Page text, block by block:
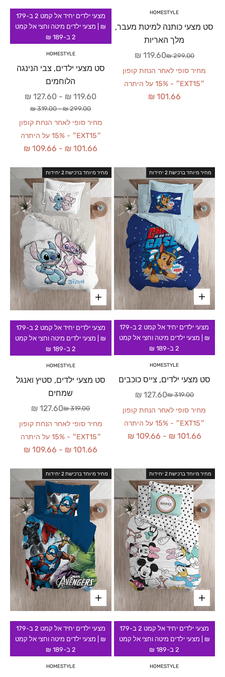
HOMESTYLE
סט מצעי כותנה למיטת מעבר,
מלך האריות
מחיר מבצע
119.60 ₪ מחיר רגיל
299.00 ₪
מחיר סופי לאחר הנחת קופון
״EXT15״ - 15% על היתרה
101.66 ₪
מצעי ילדים יחיד אל קמט 2 ב-179
₪ | מצעי ילדים מיטה וחצי אל קמט
2 ב-189 ₪
HOMESTYLE
סט מצעי ילדים, צבי הנינגה
הלוחמים
מחיר מבצע
119.60 ₪
-
127.60 ₪
מחיר רגיל
299.00 ₪
-
319.00 ₪
מחיר סופי לאחר הנחת קופון
״EXT15״ - 15% על היתרה
101.66 ₪
-
109.66 ₪
מחיר מיוחד ברכישת 2 יחידות
מצעי ילדים יחיד אל קמט 2 ב-179
₪ | מצעי ילדים מיטה וחצי אל קמט
2 ב-189 ₪
HOMESTYLE
סט מצעי ילדים, צייס כוכבים
מחיר מבצע
127.60 ₪מחיר רגיל
319.00 ₪
מחיר סופי לאחר הנחת קופון
״EXT15״ - 15% על היתרה
101.66 ₪
-
109.66 ₪
מחיר מיוחד ברכישת 2 יחידות
מצעי ילדים יחיד אל קמט 2 ב-179
₪ | מצעי ילדים מיטה וחצי אל קמט
2 ב-189 ₪
HOMESTYLE
סט מצעי ילדים, סטיץ ואנגל
שמחים
מחיר מבצע
127.60 ₪מחיר רגיל
319.00 ₪
מחיר סופי לאחר הנחת קופון
״EXT15״ - 15% על היתרה
101.66 ₪
-
109.66 ₪
מחיר מיוחד ברכישת 2 יחידות
מצעי ילדים יחיד אל קמט 2 ב-179
₪ | מצעי ילדים מיטה וחצי אל קמט
2 ב-189 ₪
HOMESTYLE
מחיר מיוחד ברכישת 2 יחידות
מצעי ילדים יחיד אל קמט 2 ב-179
₪ | מצעי ילדים מיטה וחצי אל קמט
2 ב-189 ₪
HOMESTYLE